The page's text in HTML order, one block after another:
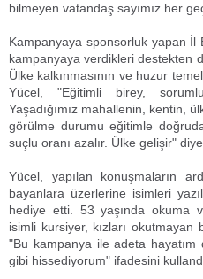
bilmeyen vatandaş sayımız her
Kampanyaya sponsorluk yapan İl
kampanyaya verdikleri destekten
Ülke kalkınmasının ve huzur
Yücel, "Eğitimli birey,
Yaşadığımız mahallenin, kentin,
görülme durumu eğitimle
suçlu oranı azalır. Ülke gelişir"
Yücel, yapılan konuşmaların
bayanlara üzerlerine isimleri
hediye etti. 53 yaşında okuma
isimli kursiyer, kızları
"Bu kampanya ile adeta
gibi hissediyorum" ifadesini